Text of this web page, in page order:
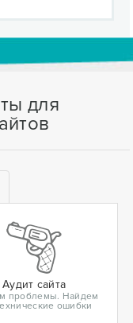
для
Аудит сайта
проблемы. Найдем
ошибки